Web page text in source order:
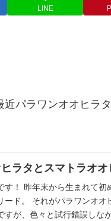
LINE
パラワンオオヒラ
ラタとスマトラオ
す！ 昨年末から生まれて初
ード。 それがパラワンオオ
すが、色々と試行錯誤しな